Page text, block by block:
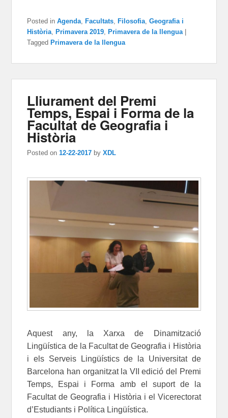
Posted in Agenda, Facultats, Filosofia,Geografia i
Història, Primavera 2019, Primavera de la llengua
Tagged Primavera de la llengua
Lliurament del Premi
Temps, Espai i Forma de la
Facultat de Geografia i
Història
Posted on12-22-2017 byXDL
Aquest any, la Xarxa de Dinamització
Lingüística de la Facultat de Geografia i Història
i els Serveis Lingüístics de la Universitat de
Barcelona han organitzat la VII edició del Premi
Temps, Espai i Forma amb el suport de la
Facultat de Geografia i Història i el Vicerectorat
d’Estudiants i Política Lingüística.